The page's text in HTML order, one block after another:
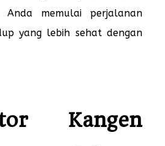
Anda memulai perjalanan
yang lebih sehat dengan
Kangen